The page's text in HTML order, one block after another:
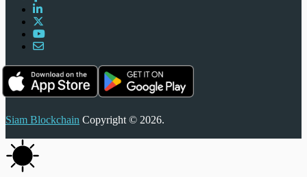
Siam Blockchain Copyright © 2026.